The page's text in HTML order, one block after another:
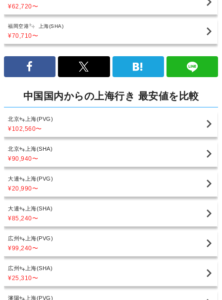
¥62,720〜
福岡空港 上海(SHA)
¥70,710〜
中国国内からの上海行き 最安値を比較
北京 上海(PVG)
¥102,560〜
北京 上海(SHA)
¥90,940〜
大連 上海(PVG)
¥20,990〜
大連 上海(SHA)
¥85,240〜
広州 上海(PVG)
¥99,240〜
広州 上海(SHA)
¥25,310〜
瀋陽 上海(PVG)